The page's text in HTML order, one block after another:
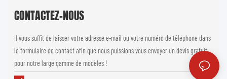
CONTACTEZ-NOUS
Il vous suffit de laisser votre adresse e-mail ou votre numéro de téléphone dans
le formulaire de contact afin que nous puissions vous envoyer un devis gratuit
pour notre large gamme de modèles !